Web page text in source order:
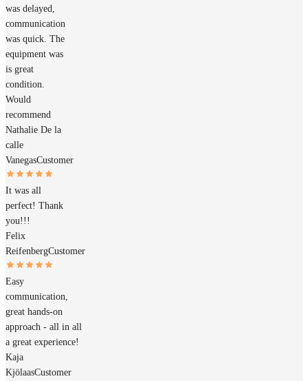
was delayed,
communication
was quick. The
equipment was
is great
condition.
Would
recommend
Nathalie De la
calle
VanegasCustomer
It was all
perfect! Thank
you!!!
Felix
ReifenbergCustomer
Easy
communication,
great hands-on
approach - all in all
a great experience!
Kaja
KjölaasCustomer